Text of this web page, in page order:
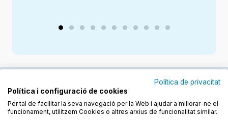
Descobreix els llibres a les llengües cooficials
Política de privacitat
Política i configuració de cookies
Per tal de facilitar la seva navegació per la Web i ajudar a millorar-ne el
funcionament, utilitzem Cookies o altres arxius de funcionalitat similar.